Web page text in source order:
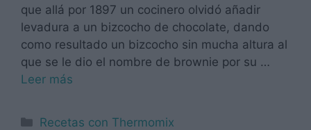
que allá por 1897 un cocinero olvidó añadir
levadura a un bizcocho de chocolate, dando
como resultado un bizcocho sin mucha altura al
que se le dio el nombre de brownie por su …
Leer más
Categorías
Recetas con Thermomix